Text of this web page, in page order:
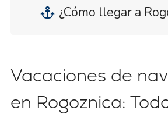
¿Cómo llegar a
Vacaciones de
en Rogoznica: